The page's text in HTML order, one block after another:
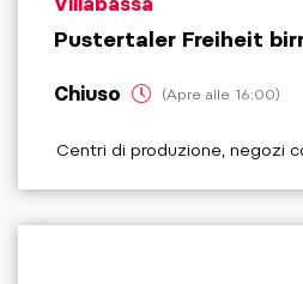
Pustertaler Freiheit
Chiuso (Apre alle 16:00)
aria.poi_category_prefix
Centri di produzione, negozi